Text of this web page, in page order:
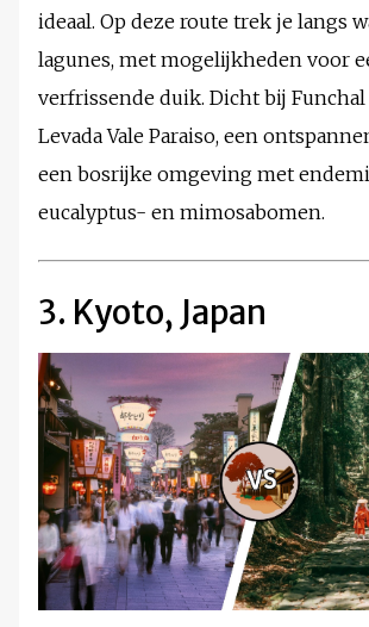
ideaal. Op deze route trek je langs
lagunes, met mogelijkheden voor
verfrissende duik. Dicht bij
Levada Vale Paraiso, een
een bosrijke omgeving met
eucalyptus- en mimosabomen.
3. Kyoto, Japan